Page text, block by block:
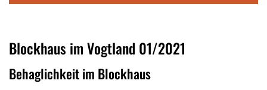
Blockhaus im Vogtland 01/2021
Behaglichkeit im Blockhaus